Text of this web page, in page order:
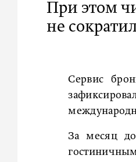
При этом
не
Сервис
За месяц до